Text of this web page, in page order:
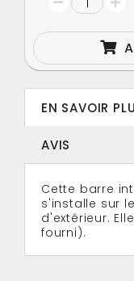
EN SAVOIR
AVIS
Cette barre
s'installe sur
d'extérieur.
fourni).